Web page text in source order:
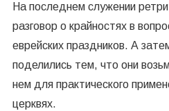
На последнем служении
разговор о крайностях в
еврейских праздников. А
поделились тем, что они
нем для практического
церквях.